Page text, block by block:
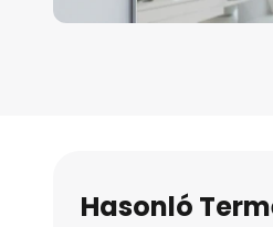
Hasonló